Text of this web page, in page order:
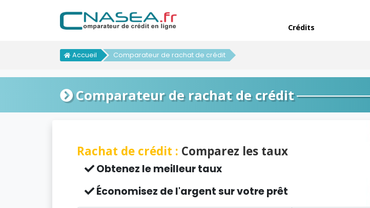
Crédits
Accueil Comparateur de rachat de crédit
Comparateur de rachat de crédit
Rachat de crédit : Comparez les taux
Obtenez le meilleur taux
Économisez de l'argent sur votre prêt